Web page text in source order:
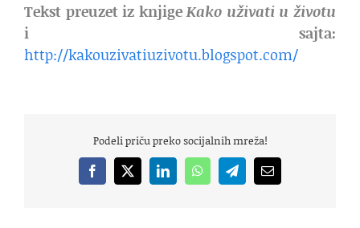
Tekst preuzet iz knjigeKako uživati u životu
i sajta:
http://kakouzivatiuzivotu.blogspot.com/
Podeli priču preko socijalnih mreža!
Facebook
X LinkedInWhatsAppTelegramEmail